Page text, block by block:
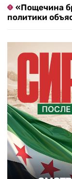
«Пощечина
политики